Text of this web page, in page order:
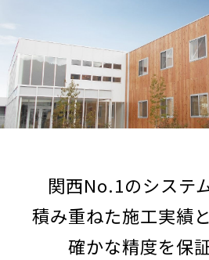
関西No.1のシステ
積み重ねた施工実績
確かな精度を保